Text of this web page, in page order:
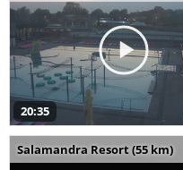
20:35
Salamandra Resort (55 km)